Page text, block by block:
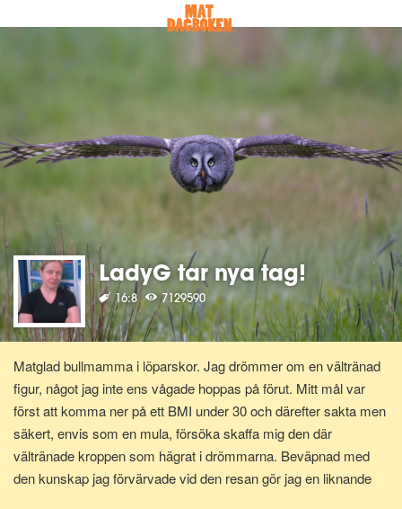
LadyG tar nya tag!
16:8 7129590
Matglad bullmamma i löparskor. Jag drömmer om en vältränad
figur, något jag inte ens vågade hoppas på förut. Mitt mål var
först att komma ner på ett BMI under 30 och därefter sakta men
säkert, envis som en mula, försöka skaffa mig den där
vältränade kroppen som hägrat i drömmarna. Beväpnad med
den kunskap jag förvärvade vid den resan gör jag en liknande